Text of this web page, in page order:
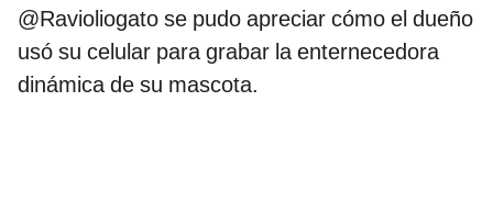
@Ravioliogato se pudo apreciar cómo el dueño
usó su celular para grabar la enternecedora
dinámica de su mascota.